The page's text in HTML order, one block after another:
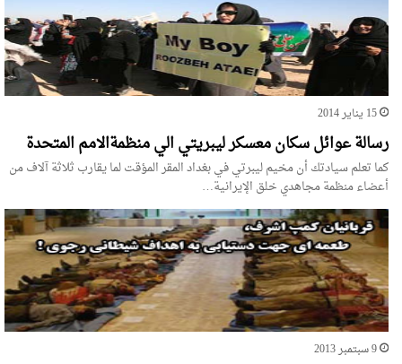
15 يناير 2014
رسالة عوائل سكان معسكر ليبريتي الي منظمةالامم المتحدة
كما تعلم سيادتك أن مخيم ليبرتي في بغداد المقر المؤقت لما يقارب ثلاثة آلاف من
أعضاء منظمة مجاهدي خلق الإيرانية…
9 سبتمبر 2013